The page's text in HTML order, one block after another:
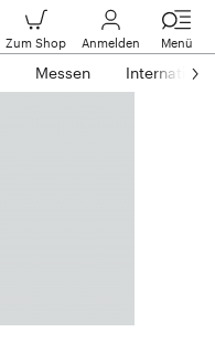
Zum Shop Anmelden Menü
Messen